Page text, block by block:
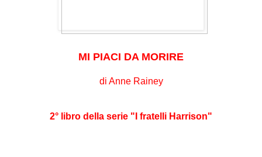
MI PIACI DA MORIRE
di Anne Rainey
2° libro della serie "I fratelli Harrison"